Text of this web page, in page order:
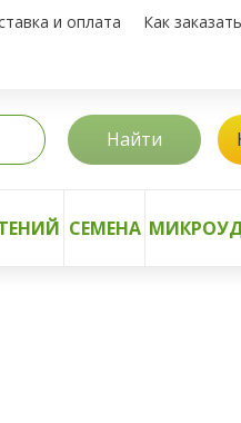
и оплата Как заказать
Найти
СЕМЕНА